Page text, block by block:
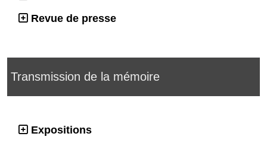
Revue de presse
Transmission de la mémoire
Expositions